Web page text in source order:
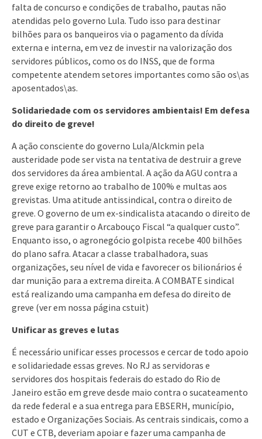
falta de concurso e condições de trabalho, pautas não
atendidas pelo governo Lula. Tudo isso para destinar
bilhões para os banqueiros via o pagamento da dívida
externa e interna, em vez de investir na valorização dos
servidores públicos, como os do INSS, que de forma
competente atendem setores importantes como são os\as
aposentados\as.
Solidariedade com os servidores ambientais! Em defesa
do direito de greve!
A ação consciente do governo Lula/Alckmin pela
austeridade pode ser vista na tentativa de destruir a greve
dos servidores da área ambiental. A ação da AGU contra a
greve exige retorno ao trabalho de 100% e multas aos
grevistas. Uma atitude antissindical, contra o direito de
greve. O governo de um ex-sindicalista atacando o direito de
greve para garantir o Arcabouço Fiscal “a qualquer custo”.
Enquanto isso, o agronegócio golpista recebe 400 bilhões
do plano safra. Atacar a classe trabalhadora, suas
organizações, seu nível de vida e favorecer os bilionários é
dar munição para a extrema direita. A COMBATE sindical
está realizando uma campanha em defesa do direito de
greve (ver em nossa página cstuit)
Unificar as greves e lutas
É necessário unificar esses processos e cercar de todo apoio
e solidariedade essas greves. No RJ as servidoras e
servidores dos hospitais federais do estado do Rio de
Janeiro estão em greve desde maio contra o sucateamento
da rede federal e a sua entrega para EBSERH, município,
estado e Organizações Sociais. As centrais sindicais, como a
CUT e CTB, deveriam apoiar e fazer uma campanha de